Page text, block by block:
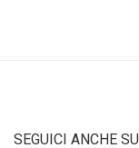
SEGUICI ANCHE SU